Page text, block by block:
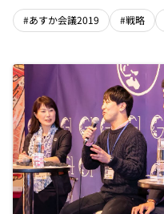
#あすか会議2019 #戦略